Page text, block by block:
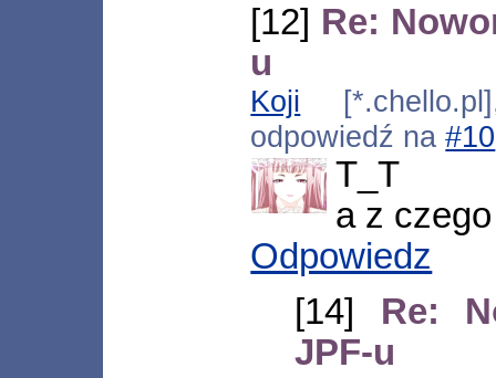
[12] Re:
u
Koji
odpowiedź na#10
T_T
a z
Odpowiedz
[14] Re:
JPF-u